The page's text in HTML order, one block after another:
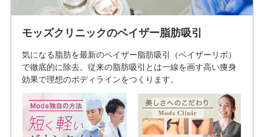
モッズクリニックのベイザー脂肪吸引
気になる脂肪を最新のベイザー脂肪吸引（ベイザーリポ）
で徹底的に除去。従来の脂肪吸引とは一線を画す高い痩身
効果で理想のボディラインをつくります。